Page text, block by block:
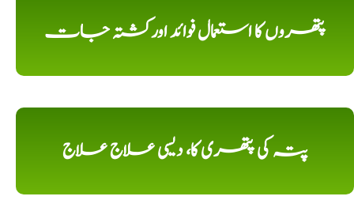
پتھروں کا استعمال فوائد اورکشتہ جات
پتہ کی پتھری کا، دیسی علاج علاج